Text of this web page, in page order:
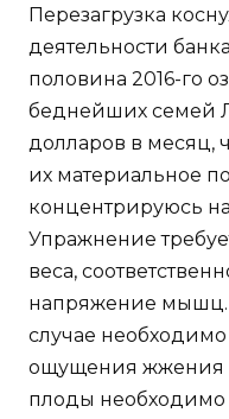
Перезагрузка
деятельности
половина 2016-го
беднейших семей
долларов в месяц,
их материальное
концентрируюсь на
Упражнение
веса,
напряжение мышц.
случае
ощущения жжения
плоды необходимо